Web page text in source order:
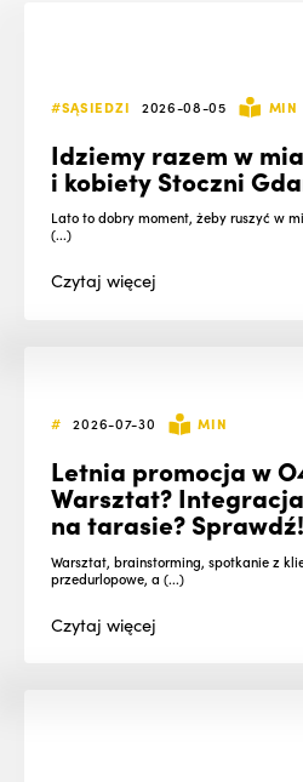
#SĄSIEDZI 2026-08-05 MIN
Idziemy razem w
i kobiety Stoczni
Lato to dobry moment, żeby ruszyć w
(...)
Czytajwięcej
# 2026-07-30 MIN
Letnia promocja w
Warsztat?
na tarasie? Sprawdź!
Warsztat, brainstorming, spotkanie z
przedurlopowe, a (...)
Czytajwięcej